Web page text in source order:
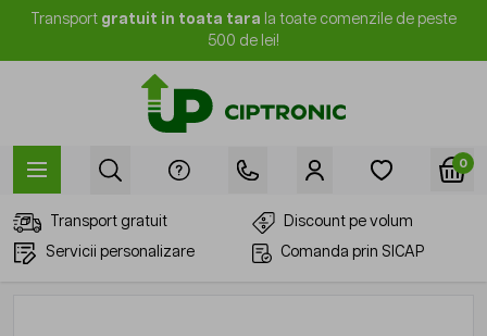
Mergi la Conținut
Transport gratuit in toata tara la toate comenzile de peste
500 de lei!
0
Transport gratuit
Discount pe volum
Servicii personalizare
Comanda prin SICAP